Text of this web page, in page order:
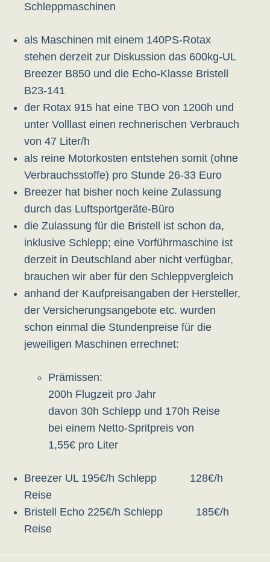
Schleppmaschinen
als Maschinen mit einem 140PS-Rotax
stehen derzeit zur Diskussion das 600kg-UL
Breezer B850 und die Echo-Klasse Bristell
B23-141
der Rotax 915 hat eine TBO von 1200h und
unter Volllast einen rechnerischen Verbrauch
von 47 Liter/h
als reine Motorkosten entstehen somit (ohne
Verbrauchsstoffe) pro Stunde 26-33 Euro
Breezer hat bisher noch keine Zulassung
durch das Luftsportgeräte-Büro
die Zulassung für die Bristell ist schon da,
inklusive Schlepp; eine Vorführmaschine ist
derzeit in Deutschland aber nicht verfügbar,
brauchen wir aber für den Schleppvergleich
anhand der Kaufpreisangaben der Hersteller,
der Versicherungsangebote etc. wurden
schon einmal die Stundenpreise für die
jeweiligen Maschinen errechnet:
Prämissen:
200h Flugzeit pro Jahr
davon 30h Schlepp und 170h Reise
bei einem Netto-Spritpreis von
1,55€ pro Liter
Breezer UL 195€/h Schlepp 128€/h
Reise
Bristell Echo 225€/h Schlepp 185€/h
Reise